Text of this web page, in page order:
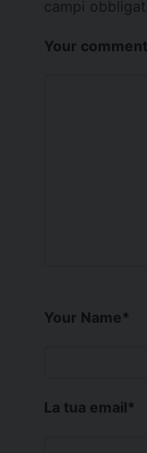
campi
Your comment
Your Name*
La tua email*